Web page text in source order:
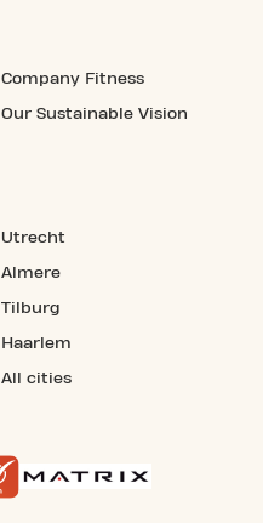
Company Fitness
Our Sustainable Vision
Utrecht
Almere
Tilburg
Haarlem
All cities